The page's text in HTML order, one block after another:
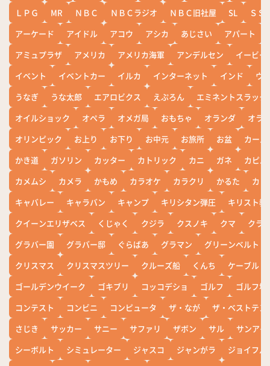
ＬＰＧ
MR ＮＢＣ ＮＢＣラジオ ＮＢＣ旧社屋 SL
ＳＳ
アーケード
アイドル アコウ アシカ あじさい アパート
アミュプラザ
アメリカ アメリカ海軍 アンデルセン
イービー
イベント
イベントカー イルカ インターネット インド
ウ
うなぎ
うな太郎 エアロビクス えぷろん
エミネントスラック
オイルショック
オペラ オメガ局 おもちゃ オランダ
オラ
オリンピック
お上り お下り お中元 お旅所 お盆
カー
かき道
ガソリン カッター カトリック カニ ガネ
カピバ
カメムシ
カメラ かもめ カラオケ カラクリ かるた
カレ
キャバレー
キャラバン キャンプ キリシタン弾圧
キリスト教
クイーンエリザベス
くじゃく クジラ クスノキ クマ
クラ
グラバー園
グラバー邸 ぐらばあ グラマン
グリーンベルト
クリスマス
クリスマスツリー クルーズ船 くんち
ケーブル
ゴールデンウイーク
ゴキブリ コッコデショ ゴルフ
ゴルフ場
コンテスト
コンビニ コンピュータ ザ・なが
ザ・ベストテン
さじき
サッカー サニー サファリ ザボン サル
サンアイ
シーボルト
シミュレーター ジャスコ ジャンがラ
ジョイフル